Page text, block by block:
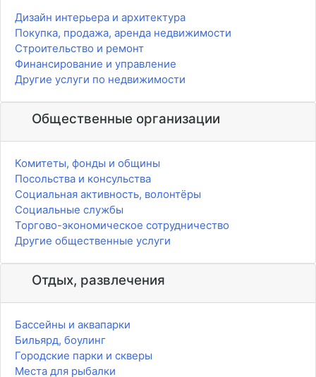
Дизайн интерьера и архитектура
Покупка, продажа, аренда недвижимости
Строительство и ремонт
Финансирование и управление
Другие услуги по недвижимости
Общественные организации
Комитеты, фонды и общины
Посольства и консульства
Социальная активность, волонтёры
Социальные службы
Торгово-экономическое сотрудничество
Другие общественные услуги
Отдых, развлечения
Бассейны и аквапарки
Бильярд, боулинг
Городские парки и скверы
Места для рыбалки